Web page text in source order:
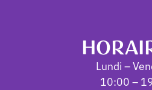
Lundi –
10:00 –